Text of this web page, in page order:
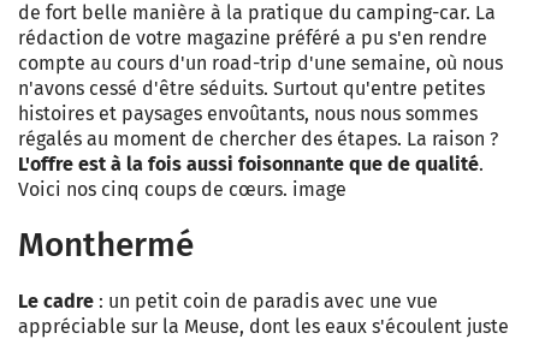
de fort belle manière à la pratique du camping-car. La
rédaction de votre magazine préféré a pu s'en rendre
compte au cours d'un road-trip d'une semaine, où nous
n'avons cessé d'être séduits. Surtout qu'entre petites
histoires et paysages envoûtants, nous nous sommes
régalés au moment de chercher des étapes. La raison ?
L'offre est à la fois aussi foisonnante que de qualité.
Voici nos cinq coups de cœurs. image
Monthermé
Le cadre : un petit coin de paradis avec une vue
appréciable sur la Meuse, dont les eaux s'écoulent juste